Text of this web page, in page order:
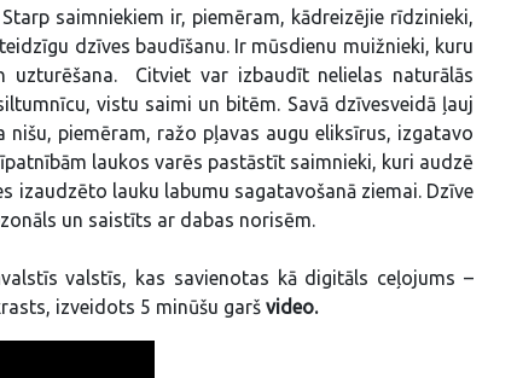
saimniekiem ir, piemēram, kādreizējie rīdzinieki,
dzīves baudīšanu. Ir mūsdienu muižnieki, kuru
uzturēšana. Citviet var izbaudīt nelielas naturālās
vistu saimi un bitēm. Savā dzīvesveidā ļauj
piemēram, ražo pļavas augu eliksīrus, izgatavo
laukos varēs pastāstīt saimnieki, kuri audzē
izaudzēto lauku labumu sagatavošanā ziemai. Dzīve
un saistīts ar dabas norisēm.
valstīs, kas savienotas kā digitāls ceļojums –
izveidots 5 minūšu garš video.